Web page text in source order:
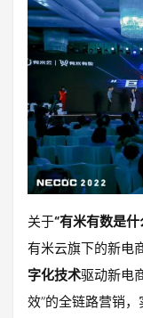
关于“有米有数是什
有米云旗下的新电
字化技术驱动新电
效”的全链路营销